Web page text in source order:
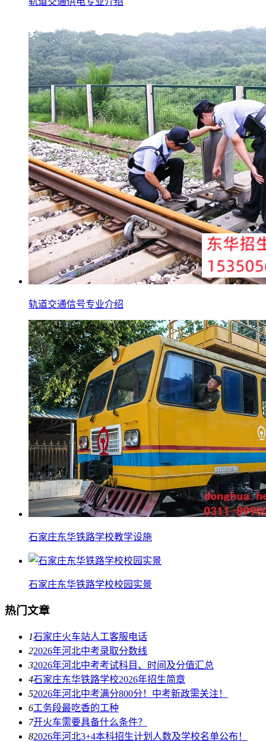
轨道交通信号专业介绍
石家庄东华铁路学校教学设施
石家庄东华铁路学校校园实景
热门文章
1石家庄火车站人工客服电话
22026年河北中考录取分数线
32026年河北中考考试科目、时间及分值汇总
4石家庄东华铁路学校2026年招生简章
52026年河北中考满分800分！中考新政需关注！
6工务段最吃香的工种
7开火车需要具备什么条件？
82026年河北3+4本科招生计划人数及学校名单公布！